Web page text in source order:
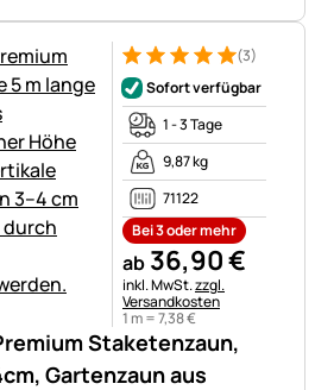
Staketenzaun,
Gartenzaun aus
Bewertung: 5 von 5 (3
3 Bewertungen
(3)
Sofort verfügbar
1 - 3 Tage
9,87 kg
71122
Bei 3 oder mehr
ab 36,90€
Steuerhinweis:
inkl. MwSt.zzgl.
Versandkosten
1 m =7,38€